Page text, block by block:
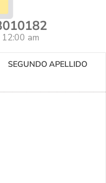
am
SEGUNDO APELLIDO